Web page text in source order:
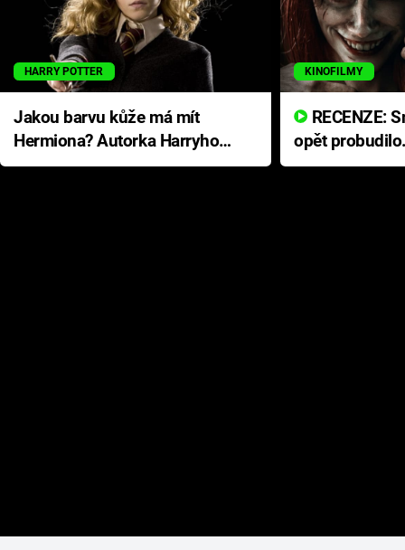
HARRY POTTER
Jakou barvu kůže má mít
Hermiona? Autorka Harryho
Pottera přišla s ráznou
KINOFILMY
opět
přichází s